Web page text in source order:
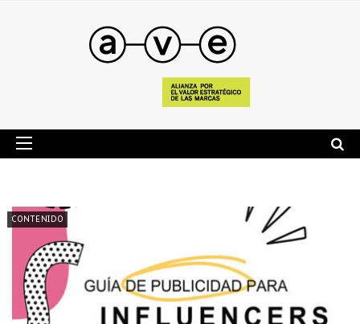
CONTENIDO